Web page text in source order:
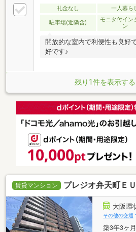
礼金なし 一人暮ら
駐車場(近隣含)
モニタ付イン
ン
開放的な室内で利便性も良好
好です♪
残り1件を表示する
賃貸マンション プレジオ弁天町Ｅ
大阪環
その他の交通
築3年3ヶ